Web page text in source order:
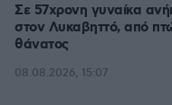
Σε 57χρονη γυναίκα
στον Λυκαβηττό, από
θάνατος
08.08.2026, 15:07